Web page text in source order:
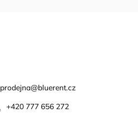
prodejna@bluerent.cz
+420 777 656 272